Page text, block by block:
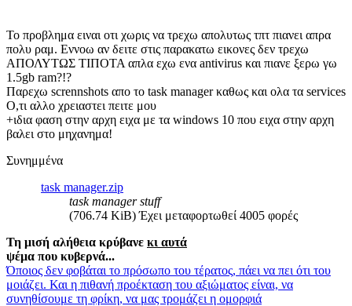
Το προβλημα ειναι οτι χωρις να τρεχω απολυτως τπτ πιανει απρα
πολυ ραμ. Εννοω αν δειτε στις παρακατω εικονες δεν τρεχω
ΑΠΟΛΥΤΩΣ ΤΙΠΟΤΑ απλα εχω ενα antivirus και πιανε ξερω γω
1.5gb ram?!?
Παρεχω scrennshots απο το task manager καθως και ολα τα services
Ο,τι αλλο χρειαστει πειτε μου
+ιδια φαση στην αρχη ειχα με τα windows 10 που ειχα στην αρχη
βαλει στο μηχανημα!
Συνημμένα
task manager.zip
task manager stuff
(706.74 KiB) Έχει μεταφορτωθεί 4005 φορές
Τη μισή αλήθεια κρύβανε κι αυτά
ψέμα που κυβερνά...
Όποιος δεν φοβάται το πρόσωπο του τέρατος, πάει να πει ότι του
μοιάζει. Και η πιθανή προέκταση του αξιώματος είναι, να
συνηθίσουμε τη φρίκη, να μας τρομάζει η ομορφιά